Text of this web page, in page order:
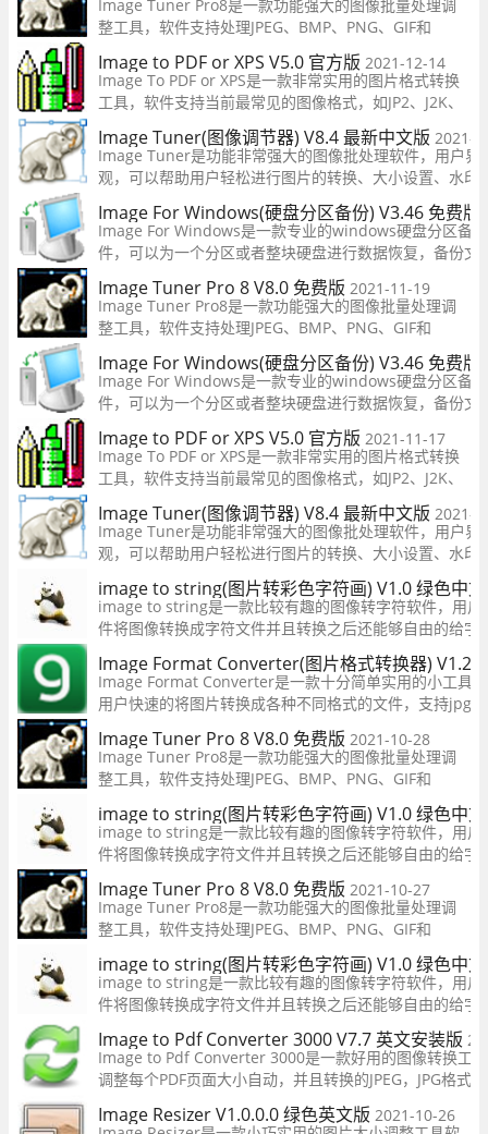
Image Tuner Pro8是一款功能强大的图像批量处理调
整工具，软件支持处理JPEG、BMP、PNG、GIF和
TIFF、PCX等常用的图片格式，用户在这可以自由的调
整图片的参数，一键快速处理，让你在这可以轻松的处
理自己需要的图片，操作简单，有需要的用户快来下载
吧！
Image to PDF or XPS V5.0 官方版 2021-12-14
Image To PDF or XPS是一款非常实用的图片格式转换
工具，软件支持当前最常见的图像格式，如JP2、J2K、
JPF、PNG、BMP、TIF、EMF和WMF等格式文件都支
持，软件支持一键批量操作，让你在这可以轻松转换到
自己想要的图片格式，有需要的用户快来下载吧！
Image Tuner(图像调节器) V8.4 最新中文版 2021-
Image Tuner是功能非常强大的图像批处理软件，用户界
观，可以帮助用户轻松进行图片的转换、大小设置、水印
加、旋转、着色、锐利等操作，满足不同用户对图片处理
部需求。软件基于极其快速的图像处理引擎，几乎没有控
Image For Windows(硬盘分区备份) V3.46 免费版
Image For Windows是一款专业的windows硬盘分区备
件，可以为一个分区或者整块硬盘进行数据恢复，备份文
在本地或网络设备中，想要刻录成CD或DVD也是可以的
Windows还可以快速为硬盘分区创建一个镜像文件，支持
DVD+R
Image Tuner Pro 8 V8.0 免费版 2021-11-19
Image Tuner Pro8是一款功能强大的图像批量处理调
整工具，软件支持处理JPEG、BMP、PNG、GIF和
TIFF、PCX等常用的图片格式，用户在这可以自由的调
整图片的参数，一键快速处理，让你在这可以轻松的处
理自己需要的图片，操作简单，有需要的用户快来下载
吧！
Image For Windows(硬盘分区备份) V3.46 免费版
Image For Windows是一款专业的windows硬盘分区备
件，可以为一个分区或者整块硬盘进行数据恢复，备份文
在本地或网络设备中，想要刻录成CD或DVD也是可以的
Windows还可以快速为硬盘分区创建一个镜像文件，支持
DVD+R
Image to PDF or XPS V5.0 官方版 2021-11-17
Image To PDF or XPS是一款非常实用的图片格式转换
工具，软件支持当前最常见的图像格式，如JP2、J2K、
JPF、PNG、BMP、TIF、EMF和WMF等格式文件都支
持，软件支持一键批量操作，让你在这可以轻松转换到
自己想要的图片格式，有需要的用户快来下载吧！
Image Tuner(图像调节器) V8.4 最新中文版 2021-
Image Tuner是功能非常强大的图像批处理软件，用户界
观，可以帮助用户轻松进行图片的转换、大小设置、水印
加、旋转、着色、锐利等操作，满足不同用户对图片处理
部需求。软件基于极其快速的图像处理引擎，几乎没有控
image to string(图片转彩色字符画) V1.0 绿色中
image to string是一款比较有趣的图像转字符软件，用户
件将图像转换成字符文件并且转换之后还能够自由的给字
的用户不要错过了，欢迎下载使用！
Image Format Converter(图片格式转换器) V1.2
Image Format Converter是一款十分简单实用的小工具
用户快速的将图片转换成各种不同格式的文件，支持jpg
tiff、wmp、ico六款模式，而且还支持批量转换，有需要
吧！
Image Tuner Pro 8 V8.0 免费版 2021-10-28
Image Tuner Pro8是一款功能强大的图像批量处理调
整工具，软件支持处理JPEG、BMP、PNG、GIF和
TIFF、PCX等常用的图片格式，用户在这可以自由的调
整图片的参数，一键快速处理，让你在这可以轻松的处
理自己需要的图片，操作简单，有需要的用户快来下载
吧！
image to string(图片转彩色字符画) V1.0 绿色中
image to string是一款比较有趣的图像转字符软件，用户
件将图像转换成字符文件并且转换之后还能够自由的给字
的用户不要错过了，欢迎下载使用！
Image Tuner Pro 8 V8.0 免费版 2021-10-27
Image Tuner Pro8是一款功能强大的图像批量处理调
整工具，软件支持处理JPEG、BMP、PNG、GIF和
TIFF、PCX等常用的图片格式，用户在这可以自由的调
整图片的参数，一键快速处理，让你在这可以轻松的处
理自己需要的图片，操作简单，有需要的用户快来下载
吧！
image to string(图片转彩色字符画) V1.0 绿色中
image to string是一款比较有趣的图像转字符软件，用户
件将图像转换成字符文件并且转换之后还能够自由的给字
Image to Pdf Converter 3000 V7.7 英文安装版
Image to Pdf Converter 3000是一款好用的图像转换工
调整每个PDF页面大小自动，并且转换的JPEG，JPG格式
式，还可以命名修正的PDF文件页面宽度，合并多个图像
一的PDF，而不会失去原有的风格。
Image Resizer V1.0.0.0 绿色英文版 2021-10-26